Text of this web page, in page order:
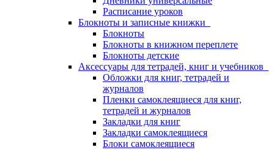
Расписание уроков
Блокноты и записные книжки
Блокноты
Блокноты в книжном переплете
Блокноты детские
Аксессуары для тетрадей, книг и учебников
Обложки для книг, тетрадей и
журналов
Пленки самоклеящиеся для книг,
тетрадей и журналов
Закладки для книг
Закладки самоклеящиеся
Блоки самоклеящиеся